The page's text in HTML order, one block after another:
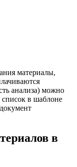
материалы,
анализа) можно
в шаблоне
в